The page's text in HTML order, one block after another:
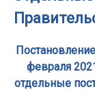
февраля
отдельные